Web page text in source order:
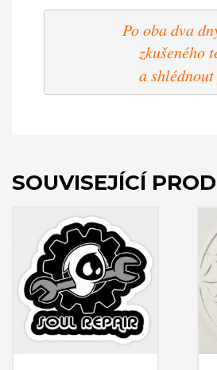
Po oba dva
zkušeného
a shlédnout
SOUVISEJÍCÍ